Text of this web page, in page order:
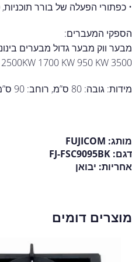
• כפתורי הפעלה של בורר
הספקי המעברים:
מבער ווק מבער גדול מבערים
3500 KW 2500KW 1700 KW 950 KW
מידות: גובה: 80 ס”מ, רוחב: 90 ס”מ, עומק: 60 ס”מ
מותג: FUJICOM
דגם: FJ-FSC9095BK
אחריות: יבואן
מוצרים דומים